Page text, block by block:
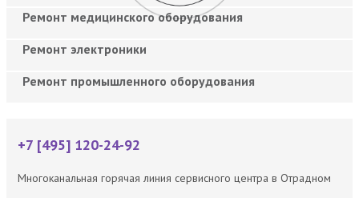
Ремонт медицинского оборудования
Ремонт электроники
Ремонт промышленного оборудования
+7 [495] 120-24-92
Многоканальная горячая линия сервисного центра в Отрадном